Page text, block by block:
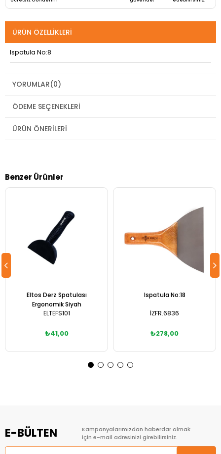
ÜRÜN ÖZELLIKLERI
Ispatula No:8
YORUMLAR(0)
ÖDEME SEÇENEKLERI
ÜRÜN ÖNERILERI
Benzer Ürünler
Eltos Derz Spatulası
Ergonomik Siyah
ELTEFS101
₺41,00
Ispatula No:18
İZFR.6836
₺278,00
E-BÜLTEN
Kampanyalarımızdan haberdar olmak
için e-mail adresinizi girebilirsiniz.